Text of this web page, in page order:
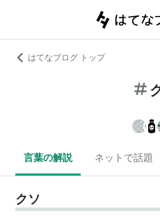
はてなブログ トップ
言葉の解説 ネットで話題
クソ